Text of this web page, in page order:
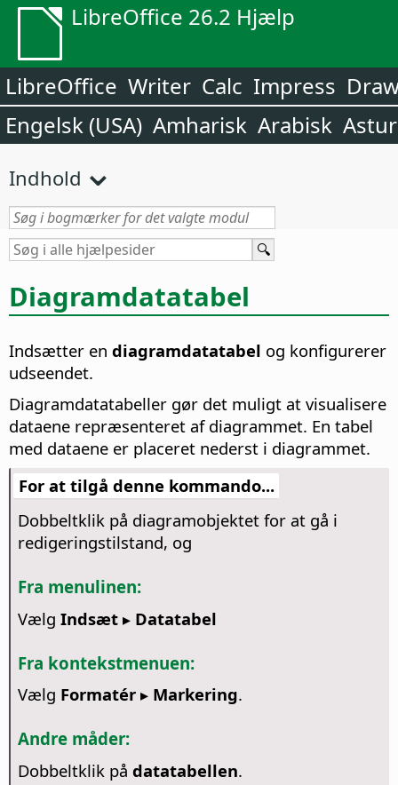
LibreOffice 26.2 Hjælp
LibreOffice Writer Calc Impress
Engelsk (USA) Amharisk Arabisk
Indhold
Diagramdatatabel
Indsætter en diagramdatatabel og konfigurerer
udseendet.
Diagramdatatabeller gør det muligt at visualisere
dataene repræsenteret af diagrammet. En tabel
med dataene er placeret nederst i diagrammet.
For at tilgå denne kommando...
Dobbeltklik på diagramobjektet for at gå i
redigeringstilstand, og
Fra menulinen:
Vælg Indsæt ▸ Datatabel
Fra kontekstmenuen:
Vælg Formatér ▸ Markering.
Andre måder:
Dobbeltklik på datatabellen.